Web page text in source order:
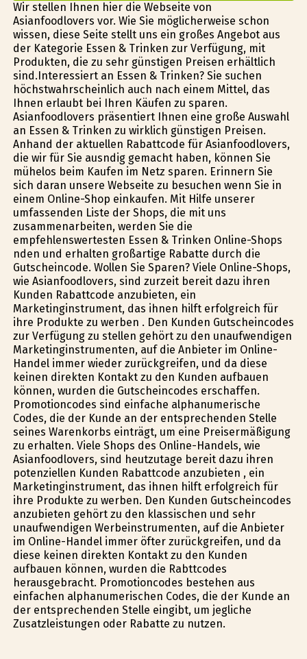
Wir stellen Ihnen hier die Webseite von
Asianfoodlovers vor. Wie Sie möglicherweise schon
wissen, diese Seite stellt uns ein großes Angebot aus
der Kategorie Essen & Trinken zur Verfügung, mit
Produkten, die zu sehr günstigen Preisen erhältlich
sind.Interessiert an Essen & Trinken? Sie suchen
höchstwahrscheinlich auch nach einem Mittel, das
Ihnen erlaubt bei Ihren Käufen zu sparen.
Asianfoodlovers präsentiert Ihnen eine große Auswahl
an Essen & Trinken zu wirklich günstigen Preisen.
Anhand der aktuellen Rabattcode für Asianfoodlovers,
die wir für Sie ausfindig gemacht haben, können Sie
mühelos beim Kaufen im Netz sparen. Erinnern Sie
sich daran unsere Webseite zu besuchen wenn Sie in
einem Online-Shop einkaufen. Mit Hilfe unserer
umfassenden Liste der Shops, die mit uns
zusammenarbeiten, werden Sie die
empfehlenswertesten Essen & Trinken Online-Shops
finden und erhalten großartige Rabatte durch die
Gutscheincode. Wollen Sie Sparen? Viele Online-Shops,
wie Asianfoodlovers, sind zurzeit bereit dazu ihren
Kunden Rabattcode anzubieten, ein
Marketinginstrument, das ihnen hilft erfolgreich für
ihre Produkte zu werben . Den Kunden Gutscheincodes
zur Verfügung zu stellen gehört zu den unaufwendigen
Marketinginstrumenten, auf die Anbieter im Online-
Handel immer wieder zurückgreifen, und da diese
keinen direkten Kontakt zu den Kunden aufbauen
können, wurden die Gutscheincodes erschaffen.
Promotioncodes sind einfache alphanumerische
Codes, die der Kunde an der entsprechenden Stelle
seines Warenkorbs einträgt, um eine Preisermäßigung
zu erhalten. Viele Shops des Online-Handels, wie
Asianfoodlovers, sind heutzutage bereit dazu ihren
potenziellen Kunden Rabattcode anzubieten , ein
Marketinginstrument, das ihnen hilft erfolgreich für
ihre Produkte zu werben. Den Kunden Gutscheincodes
anzubieten gehört zu den klassischen und sehr
unaufwendigen Werbeinstrumenten, auf die Anbieter
im Online-Handel immer öfter zurückgreifen, und da
diese keinen direkten Kontakt zu den Kunden
aufbauen können, wurden die Rabttcodes
herausgebracht. Promotioncodes bestehen aus
einfachen alphanumerischen Codes, die der Kunde an
der entsprechenden Stelle eingibt, um jegliche
Zusatzleistungen oder Rabatte zu nutzen.